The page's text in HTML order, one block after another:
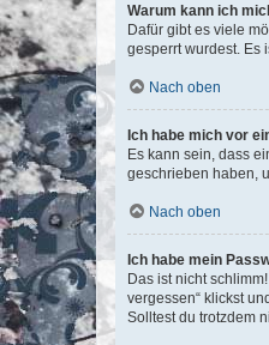
Warum kann ich
Dafür gibt es viele
gesperrt wurdest. Es
Nach oben
Ich habe mich vor
Es kann sein, dass
geschrieben haben,
Nach oben
Ich habe mein
Das ist nicht
vergessen“ klickst
Solltest du trotzdem